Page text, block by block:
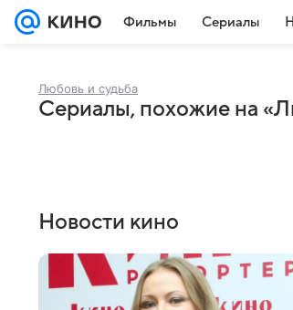
Фильмы Сериалы
Любовь и судьба
Сериалы, похожие на
Новости кино